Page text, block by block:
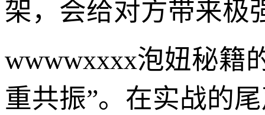
架，会给对方带来极
wwwwxxxx泡妞秘籍
重共振”。在实战的